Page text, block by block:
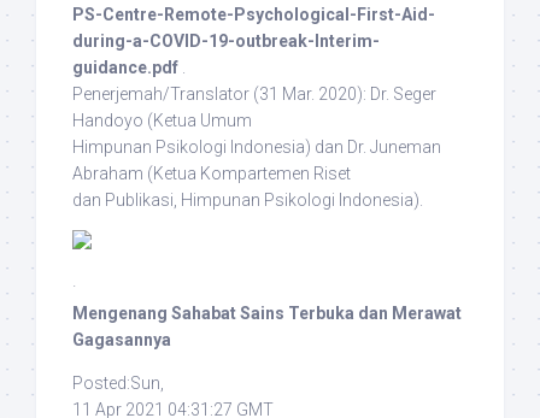
PS-Centre-Remote-Psychological-First-Aid-
during-a-COVID-19-outbreak-Interim-
guidance.pdf .
Penerjemah/Translator (31 Mar. 2020): Dr. Seger
Handoyo (Ketua Umum
Himpunan Psikologi Indonesia) dan Dr. Juneman
Abraham (Ketua Kompartemen Riset
dan Publikasi, Himpunan Psikologi Indonesia).
·
Mengenang Sahabat Sains Terbuka dan Merawat
Gagasannya
Posted:Sun,
11 Apr 2021 04:31:27 GMT